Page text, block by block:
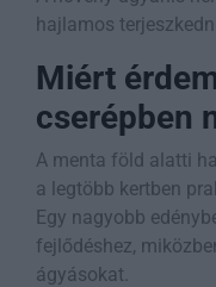
hajlamos
Miért
cserépben
A menta föld alatti
a legtöbb kertben
Egy nagyobb
fejlődéshez,
ágyásokat.